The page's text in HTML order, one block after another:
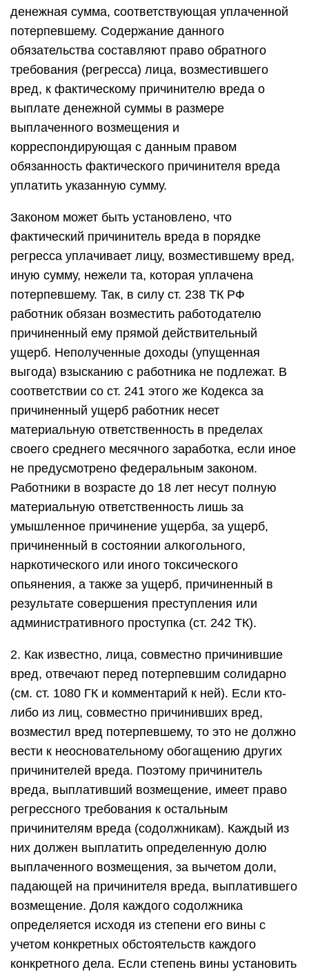
денежная сумма, соответствующая уплаченной
потерпевшему. Содержание данного
обязательства составляют право обратного
требования (регресса) лица, возместившего
вред, к фактическому причинителю вреда о
выплате денежной суммы в размере
выплаченного возмещения и
корреспондирующая с данным правом
обязанность фактического причинителя вреда
уплатить указанную сумму.
Законом может быть установлено, что
фактический причинитель вреда в порядке
регресса уплачивает лицу, возместившему вред,
иную сумму, нежели та, которая уплачена
потерпевшему. Так, в силу ст. 238 ТК РФ
работник обязан возместить работодателю
причиненный ему прямой действительный
ущерб. Неполученные доходы (упущенная
выгода) взысканию с работника не подлежат. В
соответствии со ст. 241 этого же Кодекса за
причиненный ущерб работник несет
материальную ответственность в пределах
своего среднего месячного заработка, если иное
не предусмотрено федеральным законом.
Работники в возрасте до 18 лет несут полную
материальную ответственность лишь за
умышленное причинение ущерба, за ущерб,
причиненный в состоянии алкогольного,
наркотического или иного токсического
опьянения, а также за ущерб, причиненный в
результате совершения преступления или
административного проступка (ст. 242 ТК).
2. Как известно, лица, совместно причинившие
вред, отвечают перед потерпевшим солидарно
(см. ст. 1080 ГК и комментарий к ней). Если кто-
либо из лиц, совместно причинивших вред,
возместил вред потерпевшему, то это не должно
вести к неосновательному обогащению других
причинителей вреда. Поэтому причинитель
вреда, выплативший возмещение, имеет право
регрессного требования к остальным
причинителям вреда (содолжникам). Каждый из
них должен выплатить определенную долю
выплаченного возмещения, за вычетом доли,
падающей на причинителя вреда, выплатившего
возмещение. Доля каждого содолжника
определяется исходя из степени его вины с
учетом конкретных обстоятельств каждого
конкретного дела. Если степень вины установить